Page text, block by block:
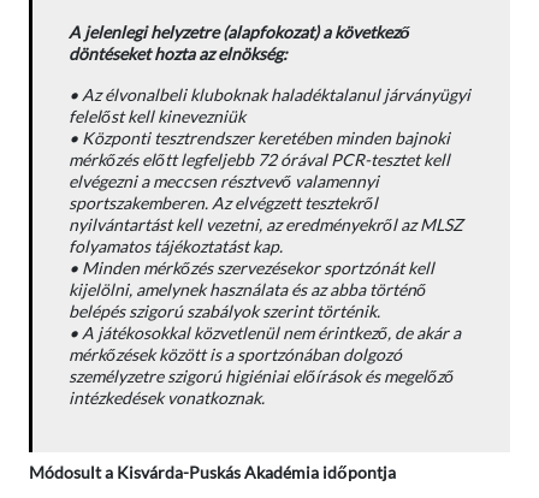
A jelenlegi helyzetre (alapfokozat) a következő
döntéseket hozta az elnökség:
• Az élvonalbeli kluboknak haladéktalanul járványügyi
felelőst kell kinevezniük
• Központi tesztrendszer keretében minden bajnoki
mérkőzés előtt legfeljebb 72 órával PCR-tesztet kell
elvégezni a meccsen résztvevő valamennyi
sportszakemberen. Az elvégzett tesztekről
nyilvántartást kell vezetni, az eredményekről az MLSZ
folyamatos tájékoztatást kap.
• Minden mérkőzés szervezésekor sportzónát kell
kijelölni, amelynek használata és az abba történő
belépés szigorú szabályok szerint történik.
• A játékosokkal közvetlenül nem érintkező, de akár a
mérkőzések között is a sportzónában dolgozó
személyzetre szigorú higiéniai előírások és megelőző
intézkedések vonatkoznak.
Módosult a Kisvárda-Puskás Akadémia időpontja